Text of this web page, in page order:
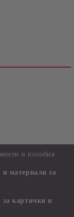
и пособия
и материали за
за картички и